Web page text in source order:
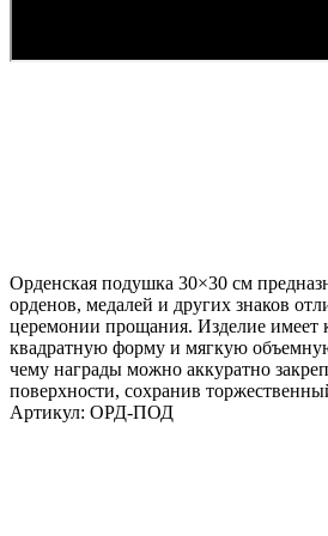
Орденская подушка 30×30 см
орденов, медалей и других знаков
церемонии прощания. Изделие имеет
квадратную форму и мягкую
чему награды можно аккуратно
поверхности, сохранив
Артикул: ОРД-ПОД